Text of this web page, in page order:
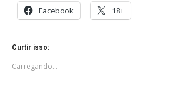
Facebook 18+
Curtir isso:
Carregando...